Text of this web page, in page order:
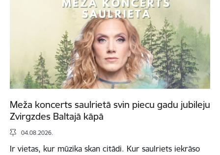
Meža koncerts saulrietā svin piecu gadu jubileju
Zvirgzdes Baltajā kāpā
04.08.2026.
Ir vietas, kur mūzika skan citādi. Kur saulriets iekrāso